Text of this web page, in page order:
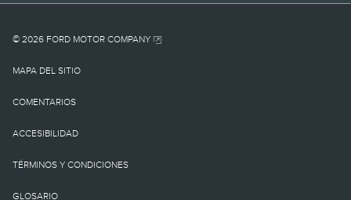
cargo por
destino/entrega como
tampoco cargos o
impuestos
gubernamentales ni
cargos por
© 2026 FORD MOTOR COMPANY
MAPA DEL SITIO
COMENTARIOS
ACCESIBILIDAD
TÉRMINOS Y CONDICIONES
GLOSARIO